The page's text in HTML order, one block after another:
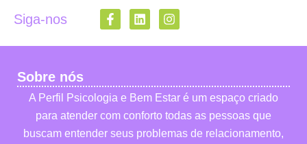
Siga-nos
Sobre nós
A Perfil Psicologia e Bem Estar é um espaço criado
para atender com conforto todas as pessoas que
buscam entender seus problemas de relacionamento,